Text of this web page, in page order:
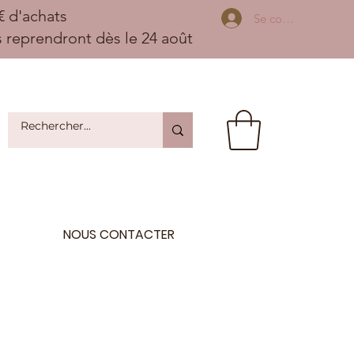
d'achats
dès le 24 août
Se connecter
NOUS CONTACTER